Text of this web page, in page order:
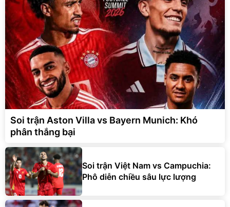
Soi trận Aston Villa vs Bayern Munich: Khó
phân thắng bại
Soi trận Việt Nam vs Campuchia:
Phô diễn chiều sâu lực lượng